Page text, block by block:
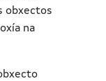
obxectos
na